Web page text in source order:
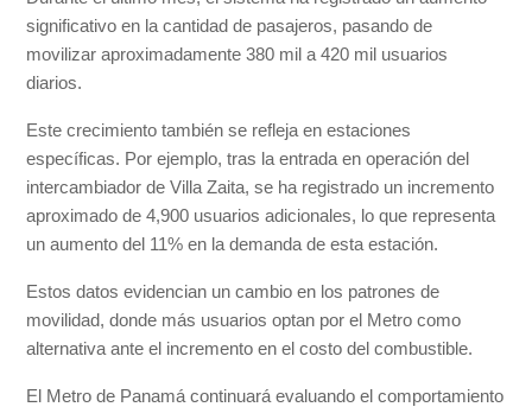
significativo en la cantidad de pasajeros, pasando de
movilizar aproximadamente 380 mil a 420 mil usuarios
diarios.
Este crecimiento también se refleja en estaciones
específicas. Por ejemplo, tras la entrada en operación del
intercambiador de Villa Zaita, se ha registrado un incremento
aproximado de 4,900 usuarios adicionales, lo que representa
un aumento del 11% en la demanda de esta estación.
Estos datos evidencian un cambio en los patrones de
movilidad, donde más usuarios optan por el Metro como
alternativa ante el incremento en el costo del combustible.
El Metro de Panamá continuará evaluando el comportamiento